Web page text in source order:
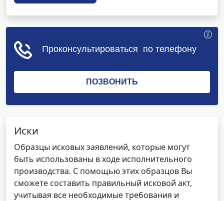
Иски
Образцы исковых заявлений, которые могут
быть использованы в ходе исполнительного
производства. С помощью этих образцов Вы
сможете составить правильный исковой акт,
учитывая все необходимые требования и